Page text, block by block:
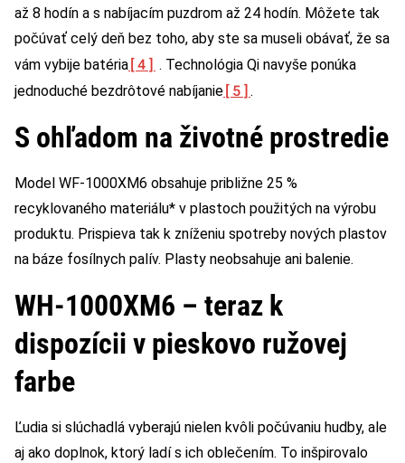
až 8 hodín a s nabíjacím puzdrom až 24 hodín. Môžete tak
počúvať celý deň bez toho, aby ste sa museli obávať, že sa
vám vybije batéria[4] . Technológia Qi navyše ponúka
jednoduché bezdrôtové nabíjanie[5] .
S ohľadom na životné prostredie
Model WF-1000XM6 obsahuje približne 25 %
recyklovaného materiálu* v plastoch použitých na výrobu
produktu. Prispieva tak k zníženiu spotreby nových plastov
na báze fosílnych palív. Plasty neobsahuje ani balenie.
WH-1000XM6 – teraz k
dispozícii v pieskovo ružovej
farbe
Ľudia si slúchadlá vyberajú nielen kvôli počúvaniu hudby, ale
aj ako doplnok, ktorý ladí s ich oblečením. To inšpirovalo